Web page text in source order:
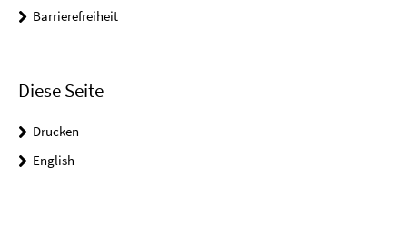
Barrierefreiheit
Diese Seite
Drucken
English